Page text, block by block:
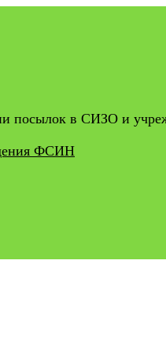
посылок в СИЗО и
ФСИН